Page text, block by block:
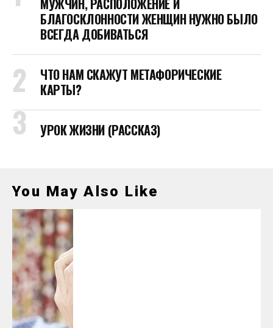
МУЖЧИН, РАСПОЛОЖЕНИЕ И
БЛАГОСКЛОННОСТИ ЖЕНЩИН НУЖНО БЫЛО
ВСЕГДА ДОБИВАТЬСЯ
ЧТО НАМ СКАЖУТ МЕТАФОРИЧЕСКИЕ
КАРТЫ?
УРОК ЖИЗНИ (РАССКАЗ)
You May Also Like